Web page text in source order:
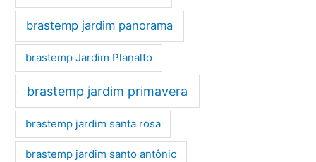
brastemp jardim panorama
brastemp Jardim Planalto
brastemp jardim primavera
brastemp jardim santa rosa
brastemp jardim santo antônio